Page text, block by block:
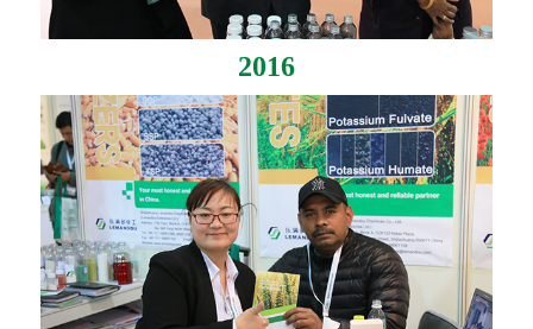
2016